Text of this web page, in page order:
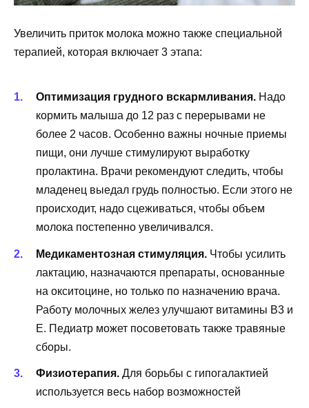
Увеличить приток молока можно также специальной
терапией, которая включает 3 этапа:
Оптимизация грудного вскармливания. Надо
кормить малыша до 12 раз с перерывами не
более 2 часов. Особенно важны ночные приемы
пищи, они лучше стимулируют выработку
пролактина. Врачи рекомендуют следить, чтобы
младенец выедал грудь полностью. Если этого не
происходит, надо сцеживаться, чтобы объем
молока постепенно увеличивался.
Медикаментозная стимуляция. Чтобы усилить
лактацию, назначаются препараты, основанные
на окситоцине, но только по назначению врача.
Работу молочных желез улучшают витамины В3 и
Е. Педиатр может посоветовать также травяные
сборы.
Физиотерапия. Для борьбы с гипогалактией
используется весь набор возможностей